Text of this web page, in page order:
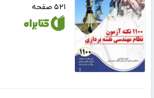
۵۲۱ صفحه